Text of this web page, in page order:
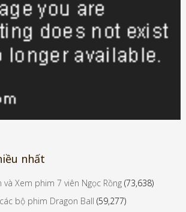
nhất
Xem phim 7 viên Ngọc Rồng (73,638)
bộ phim Dragon Ball (59,277)